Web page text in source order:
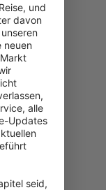
und
davon
neuen
alle
Updates
seid,